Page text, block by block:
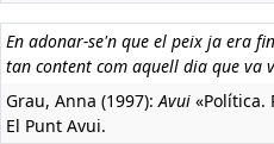
En adonar-se'n que el peix ja era
tan content com aquell dia que va
Grau, Anna (1997):Avui «Política.
El Punt Avui.